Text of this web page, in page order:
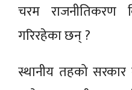
चरम राजनीतिकरण
गरिरहेका छन् ?
स्थानीय तहको